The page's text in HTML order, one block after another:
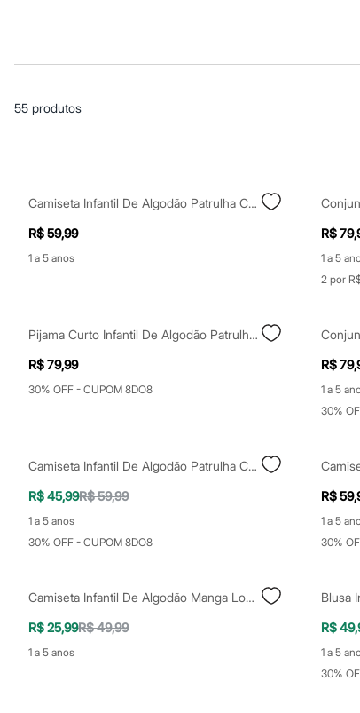
Shorts e Bermudas
Acessórios
Bolsas
Relógios
Calçados
Botas
Chinelos
Rasteirinhas
City
Clock House
Mindset
Sawary
Calçados
Shorts e Bermudas
Tops
Calcinhas
Pijamas
Moda praia
Maiôs
55 produtos
Camiseta Infantil De Algodão Patrulha Canina Com Laços Manga Curta Off White
R$ 59,99
1 a 5 anos
R$
1 a 5
2 por
Pijama Curto Infantil De Algodão Patrulha Canina Lilás
R$ 79,99
30% OFF - CUPOM 8DO8
R$
1 a 5
30%
Camiseta Infantil De Algodão Patrulha Canina Off White
R$ 45,99R$ 59,99
1 a 5 anos
30% OFF - CUPOM 8DO8
R$
1 a 5
30%
Camiseta Infantil De Algodão Manga Longa Patrulha Canina Off White
R$ 25,99R$ 49,99
1 a 5 anos
R$
1 a 5
30%